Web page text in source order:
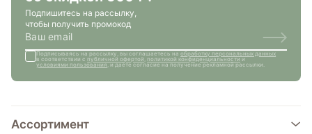
Подпишитесь на рассылку,
чтобы получить промокод
Подписываясь на рассылку, вы соглашаетесь наобработку персональных данных
в соответствии спубличной офертой ,политикой конфиденциальностии
условиями пользования, и даёте согласие на получение рекламной рассылки.
Ассортимент